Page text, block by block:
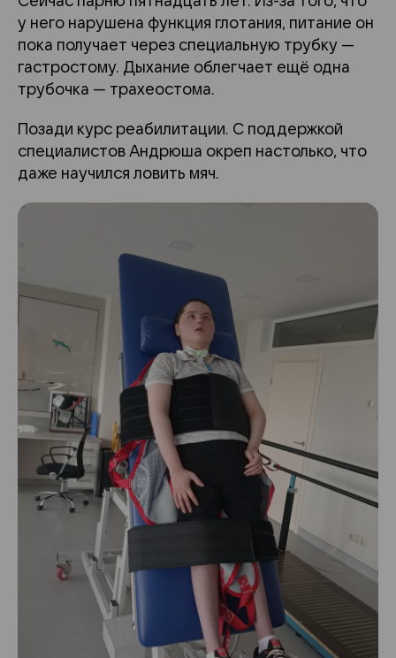
у него нарушена функция глотания, питание он
пока получает через специальную трубку —
гастростому. Дыхание облегчает ещё одна
трубочка — трахеостома.
Позади курс реабилитации. С поддержкой
специалистов Андрюша окреп настолько, что
даже научился ловить мяч.